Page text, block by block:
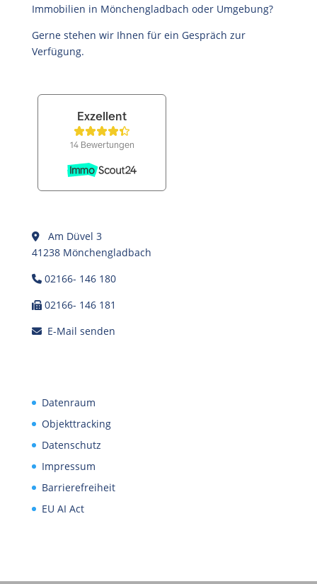
Immobilien in Mönchengladbach oder Umgebung?
Gerne stehen wir Ihnen für ein Gespräch zur
Verfügung.
Am Düvel 3
41238 Mönchengladbach
02166- 146 180
02166- 146 181
E-Mail senden
Datenraum
Objekttracking
Datenschutz
Impressum
Barrierefreiheit
EU AI Act